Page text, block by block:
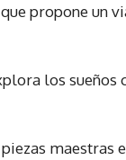
propone un
los sueños
maestras